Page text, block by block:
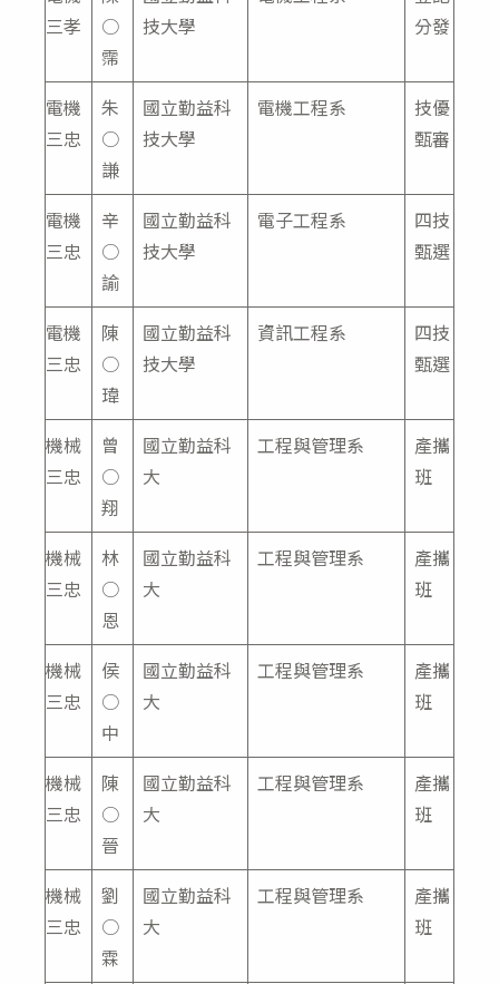
三孝
○
霈
技大學
分發
電機
三忠
朱
○
謙
國立勤益科
技大學
電機工程系
技優
甄審
電機
三忠
辛
○
諭
國立勤益科
技大學
電子工程系
四技
甄選
電機
三忠
陳
○
瑋
國立勤益科
技大學
資訊工程系
四技
甄選
機械
三忠
曾
○
翔
國立勤益科
大
工程與管理系
產攜
班
機械
三忠
林
○
恩
國立勤益科
大
工程與管理系
產攜
班
機械
三忠
侯
○
中
國立勤益科
大
工程與管理系
產攜
班
機械
三忠
陳
○
晉
國立勤益科
大
工程與管理系
產攜
班
機械
三忠
劉
○
霖
國立勤益科
大
工程與管理系
產攜
班